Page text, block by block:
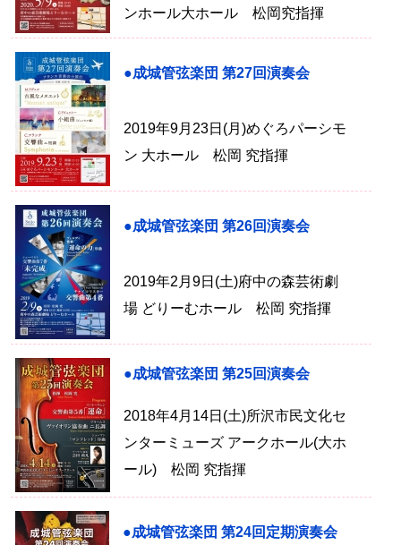
ンホール大ホール 松岡究指揮
●成城管弦楽団 第27回演奏会
2019年9月23日(月)めぐろパーシモ
ン 大ホール 松岡 究指揮
●成城管弦楽団 第26回演奏会
2019年2月9日(土)府中の森芸術劇
場 どりーむホール 松岡 究指揮
●成城管弦楽団 第25回演奏会
2018年4月14日(土)所沢市民文化セ
ンターミューズ アークホール(大ホ
ール) 松岡 究指揮
●成城管弦楽団 第24回定期演奏会